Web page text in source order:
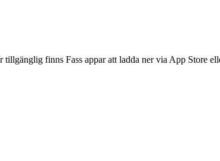
finns Fass appar att ladda ner via App Store